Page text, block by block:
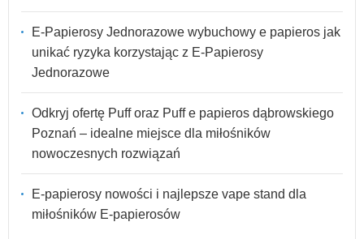
E-Papierosy Jednorazowe wybuchowy e papieros jak
unikać ryzyka korzystając z E-Papierosy
Jednorazowe
Odkryj ofertę Puff oraz Puff e papieros dąbrowskiego
Poznań – idealne miejsce dla miłośników
nowoczesnych rozwiązań
E-papierosy nowości i najlepsze vape stand dla
miłośników E-papierosów